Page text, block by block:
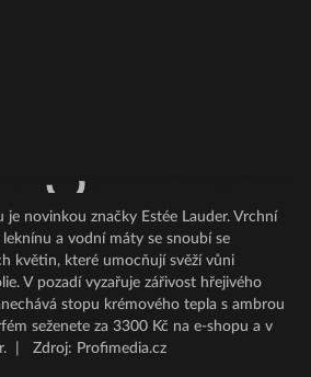
je novinkou značky Estée Lauder. Vrchní
a vodní máty se snoubí se
květin, které umocňují svěží vůni
V pozadí vyzařuje zářivost hřejivého
stopu krémového tepla s ambrou
seženete za 3300 Kč na e-shopu a v
Zdroj: Profimedia.cz